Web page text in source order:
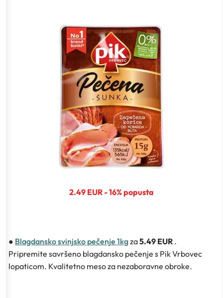
2.49 EUR - 16% popusta
● Blagdansko svinjsko pečenje 1kgza5.49 EUR .
Pripremite savršeno blagdansko pečenje s Pik Vrbovec
lopaticom. Kvalitetno meso za nezaboravne obroke.